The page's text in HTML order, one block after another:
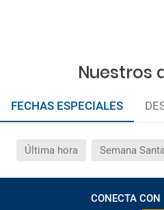
Nuestros
FECHAS ESPECIALES
Última hora Semana
CONECTA CON